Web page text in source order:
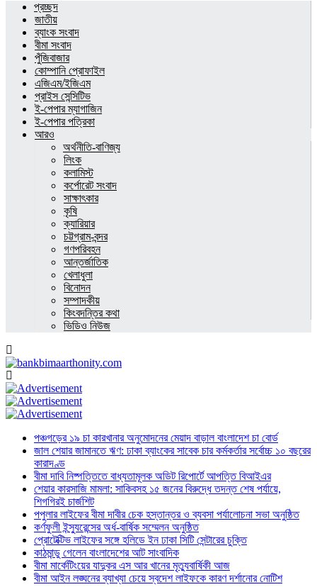
প্রচ্ছদ
জাতীয়
ব্যাংক সংবাদ
বীমা সংবাদ
পুঁজিবাজার
কোম্পানি প্রোফাইল
এজিএম/ইজিএম
প্রাইস সেন্সিটিভ
ই-পেপার ম্যাগাজিন
ই-পেপার পত্রিকা
আরও
অর্থনীতি-বাণিজ্য
লিংক
কলামিস্ট
কর্পোরেট সংবাদ
সাক্ষাৎকার
কৃষি
ক্যারিয়ার
চট্টগ্রাম-বন্দর
গণপরিবহন
আন্তর্জাতিক
খেলাধুলা
বিনোদন
সম্পাদকীয়
কিংবদন্তির কথা
ভিডিও নিউজ
পঞ্চগড়ের ১৯ চা কারখানার অনুমোদনের মেয়াদ বাড়াল বাংলাদেশ চা বোর্ড
জাল শেয়ার জামানতে ঋণ: ঢাকা ব্যাংকের সাবেক চার কর্মকর্তার সর্বোচ্চ ১০ বছরের
কারাদণ্ড
বীমা দাবি নিষ্পত্তিতে বাধ্যতামূলক অডিট রিপোর্টে আপত্তি বিআইএর
শেয়ার কারসাজি মামলা: সাকিবসহ ১৫ জনের বিরুদ্ধে তদন্ত শেষ পর্যায়ে,
শিগগিরই চার্জশিট
পপুলার লাইফের বীমা দাবীর চেক হস্তান্তর ও ব্যবসা পর্যালোচনা সভা অনুষ্ঠিত
কর্ণফুলী ইন্স্যুরেন্সের অর্ধ-বার্ষিক সম্মেলন অনুষ্ঠিত
প্রোটেক্টিভ লাইফের সঙ্গে হলিডে ইন ঢাকা সিটি সেন্টারের চুক্তি
কাঠমান্ডু গেলেন বাংলাদেশের আট সাংবাদিক
বীমা মার্কেটিংয়ের যাদুকর এস আর খানের মৃত্যুবার্ষিকী আজ
বীমা আইন লঙ্ঘনের ব্যাখ্যা চেয়ে স্বদেশ লাইফকে কারণ দর্শানোর নোটিশ